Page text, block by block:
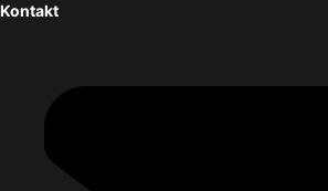
Kontakt